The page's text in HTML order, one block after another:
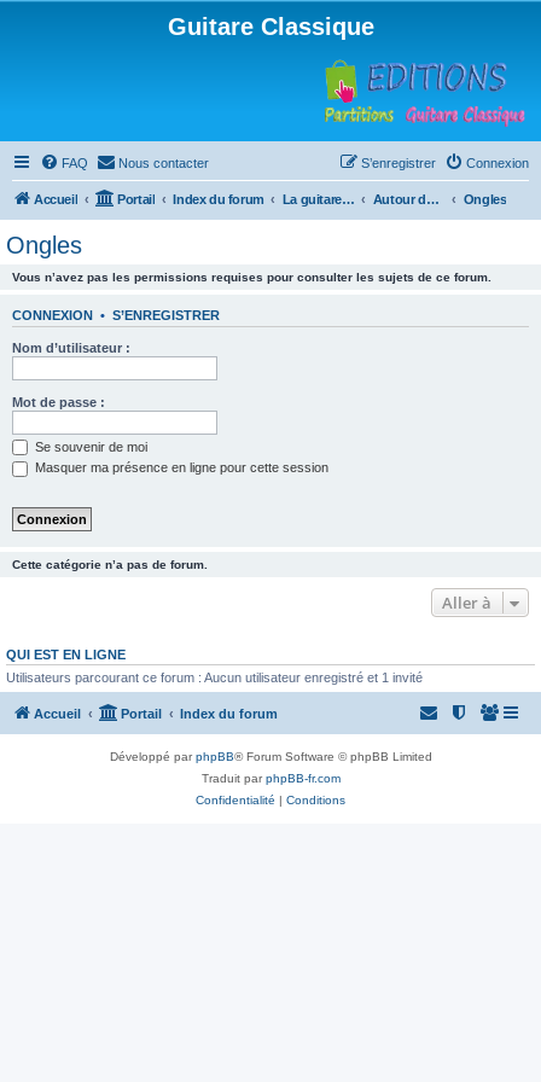
Guitare Classique
FAQ Nous contacter Connexion
S’enregistrer
Accueil Portail Index du forum La guitare : instrument, cours et théorie Autour de la guitare Ongles
Ongles
Vous n’avez pas les permissions requises pour consulter les sujets de ce forum.
CONNEXION • S’ENREGISTRER
Nom d’utilisateur :
Mot de passe :
Se souvenir de moi
Masquer ma présence en ligne pour cette session
Cette catégorie n’a pas de forum.
Aller à
QUI EST EN LIGNE
Utilisateurs parcourant ce forum : Aucun utilisateur enregistré et 1 invité
Accueil Portail Index du forum
Développé parphpBB® Forum Software © phpBB Limited
Traduit parphpBB-fr.com
Confidentialité | Conditions